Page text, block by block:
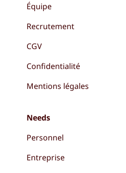
Équipe
Recrutement
CGV
Confidentialité
Mentions légales
Needs
Personnel
Entreprise